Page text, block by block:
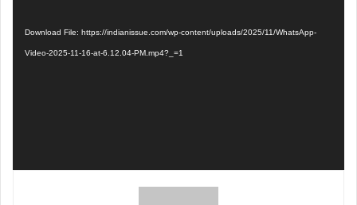
Download File: https://indianissue.com/wp-content/uploads/2025/11/WhatsApp-
Video-2025-11-16-at-6.12.04-PM.mp4?_=1